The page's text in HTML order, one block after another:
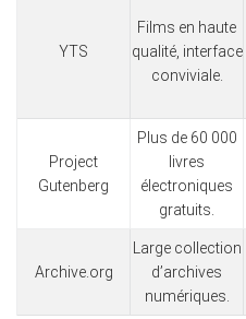
YTS
Films en haute
qualité, interface
conviviale.
Project
Gutenberg
Plus de 60 000
livres
électroniques
gratuits.
Archive.org
Large collection
d’archives
numériques.